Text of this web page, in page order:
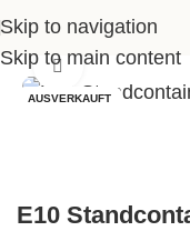
Skip to navigation
Skip to main content
> Büro>
AUSVERKAUFT
Klick zum
E10